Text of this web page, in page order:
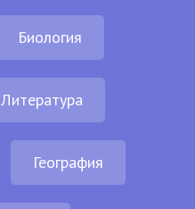
Биология
Литература
География